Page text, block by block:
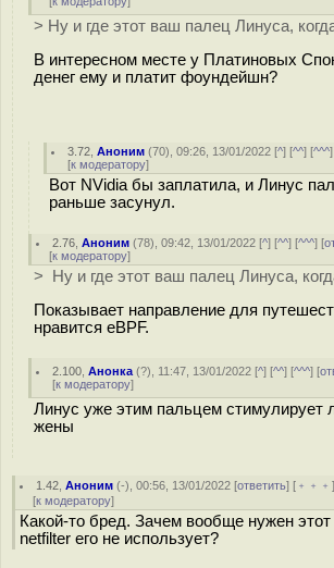
> Ну и где этот ваш палец Линуса,
В интересном месте у Платиновых
денег ему и платит фоундейшн?
3.72 ,Аноним (70), 09:26, 13/01/2022 [^] [^^] [^^^
[к модератору]
Вот NVidia бы заплатила, и Линус
раньше засунул.
2.76 ,Аноним (78), 09:42, 13/01/2022 [^] [^^] [^^^] [
[к модератору]
> Ну и где этот ваш палец Линуса,
Показывает направление для
нравится eBPF.
2.100 ,Анонка (?), 11:47, 13/01/2022 [^] [^^] [^^^] [
[к модератору]
Линус уже этим пальцем стимулирует
жены
1.42 ,Аноним (-), 00:56, 13/01/2022 [ответить] [ ﹢﹢﹢
[к модератору]
Какой-то бред. Зачем вообще нужен
netfilter его не использует?